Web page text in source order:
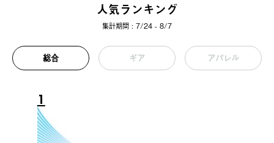
人気ランキング
集計期間 : 7/24 - 8/7
総合 ギア アパレル
1